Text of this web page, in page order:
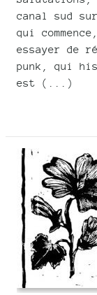
canal sud
qui
essayer de
punk, qui
est (...)